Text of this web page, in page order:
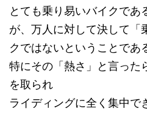
とても乗り易いバイクであ
が、万人に対して決して「
クではないということであ
特にその「熱さ」と言った
を取られ
ライディングに全く集中で